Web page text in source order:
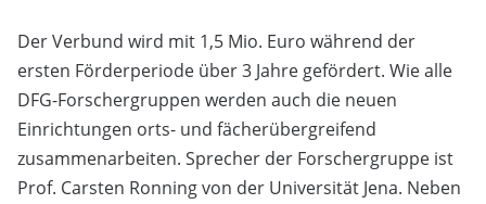
Der Verbund wird mit 1,5 Mio. Euro während der
ersten Förderperiode über 3 Jahre gefördert. Wie alle
DFG-Forschergruppen werden auch die neuen
Einrichtungen orts- und fächerübergreifend
zusammenarbeiten. Sprecher der Forschergruppe ist
Prof. Carsten Ronning von der Universität Jena. Neben